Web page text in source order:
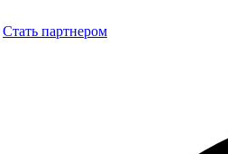
Стать партнером